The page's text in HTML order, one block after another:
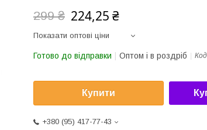
299 ₴ 224,25 ₴
Показати оптові ціни
Готово до відправки Оптом і в роздріб
Купити
+380 (95) 417-77-43